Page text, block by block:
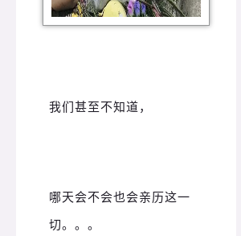
我们甚至不知道，
哪天会不会也会亲历这一
切。。。